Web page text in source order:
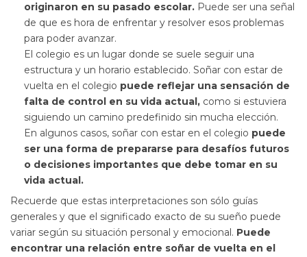
originaron en su pasado escolar. Puede ser una señal
de que es hora de enfrentar y resolver esos problemas
para poder avanzar.
El colegio es un lugar donde se suele seguir una
estructura y un horario establecido. Soñar con estar de
vuelta en el colegio puede reflejar una sensación de
falta de control en su vida actual, como si estuviera
siguiendo un camino predefinido sin mucha elección.
En algunos casos, soñar con estar en el colegio puede
ser una forma de prepararse para desafíos futuros
o decisiones importantes que debe tomar en su
vida actual.
Recuerde que estas interpretaciones son sólo guías
generales y que el significado exacto de su sueño puede
variar según su situación personal y emocional. Puede
encontrar una relación entre soñar de vuelta en el